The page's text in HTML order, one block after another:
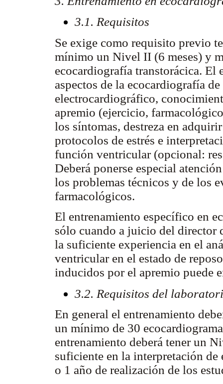
3.1. Requisitos
Se exige como requisito previo
mínimo un Nivel II (6 meses) y
ecocardiografía transtorácica.
aspectos de la ecocardiografía
electrocardiográfico,
apremio (ejercicio,
los síntomas, destreza en
protocolos de estrés e
función ventricular (opcional:
Deberá ponerse especial
los problemas técnicos y de los
farmacológicos.
El entrenamiento específico en
sólo cuando a juicio del director
la suficiente experiencia en el
ventricular en el estado de
inducidos por el apremio puede
3.2. Requisitos del
En general el entrenamiento
un mínimo de 30
entrenamiento deberá tener un
suficiente en la interpretación de
o 1 año de realización de los